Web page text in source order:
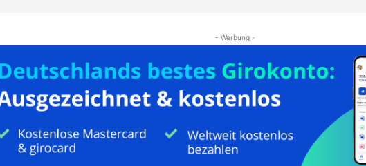
- Werbung -